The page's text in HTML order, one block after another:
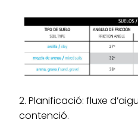
2. Planificació: fluxe
contenció.